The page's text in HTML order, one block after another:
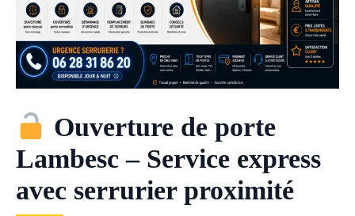
Ouverture de porte
Lambesc – Service express
avec serrurier proximité